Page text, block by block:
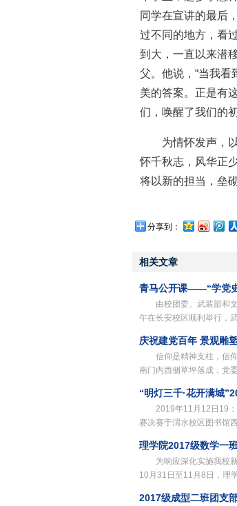
同学在宣讲的最后
过不同的地方，看
到大，一直以来潜
父。他说，“当我
美的答案。正是有
们，唤醒了我们的
为情怀发声，
怀千秋志，风华正
将以新的担当，垒
分享到：
相关文章
青马公开课——“学党
由校团委、武装部和
午在长安校区顺利举行，
庆祝建党百年 景观雕
信仰是精神支柱，信
南门内西侧草坪落成，党
“明灯三千·花开满城
2019年11月12日19
赛决赛于渭水校区图书馆
理学院2017级数学一
为响应深化实施我校
10月31日至11月8日，理
2017级成型二班团支